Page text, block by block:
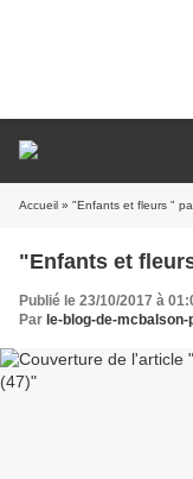
Accueil » "Enfants et fleurs "
"Enfants et
Publié le 23/10/2017 à
Par le-blog-de-mcbalson-